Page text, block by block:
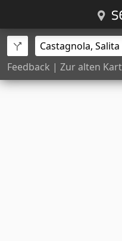
Feedback | Zur alten